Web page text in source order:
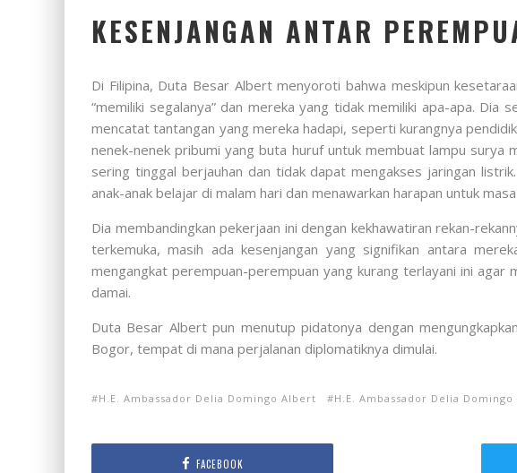
KESENJANGAN ANTAR
Di Filipina, Duta Besar Albert menyoroti bahwa meskipun
“memiliki segalanya” dan mereka yang tidak memiliki apa-apa.
mencatat tantangan yang mereka hadapi, seperti kurangnya
nenek-nenek pribumi yang buta huruf untuk membuat lampu surya
sering tinggal berjauhan dan tidak dapat mengakses jaringan
anak-anak belajar di malam hari dan menawarkan harapan untuk
Dia membandingkan pekerjaan ini dengan kekhawatiran rekan-
terkemuka, masih ada kesenjangan yang signifikan antara
mengangkat perempuan-perempuan yang kurang terlayani ini
damai.
Duta Besar Albert pun menutup pidatonya dengan
Bogor, tempat di mana perjalanan diplomatiknya dimulai.
H.E. Ambassador Delia Domingo Albert H.E. Ambassador Delia
FACEBOOK